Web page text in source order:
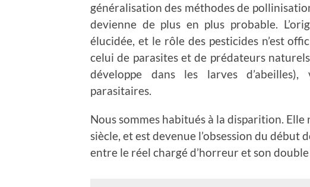
généralisation des méthodes de
devienne de plus en plus probable.
élucidée, et le rôle des pesticides n’est
celui de parasites et de prédateurs
développe dans les larves
parasitaires.
Nous sommes habitués à la disparition.
siècle, et est devenue l’obsession du
entre le réel chargé d’horreur et son